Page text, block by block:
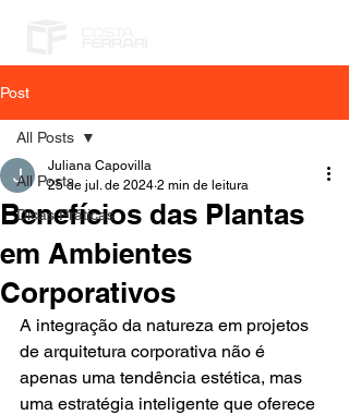
Post
All Posts
Dicas Práticas
All Posts
Benefícios das Plantas
em Ambientes
Corporativos
Juliana Capovilla
25 de jul. de 2024 2 min de leitura
A integração da natureza em projetos
de arquitetura corporativa não é
apenas uma tendência estética, mas
uma estratégia inteligente que oferece